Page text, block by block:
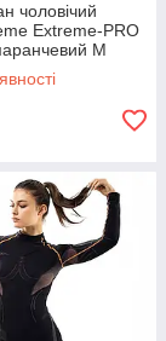
чоловічий
Extreme-PRO
M